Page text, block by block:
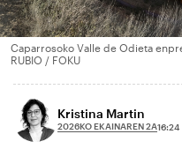
Caparrosoko Valle de Odieta
RUBIO / FOKU
Kristina Martin
2026KO EKAINAREN 2A16:24